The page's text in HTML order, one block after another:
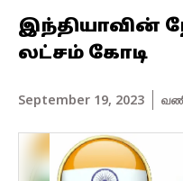
இந்தியாவின்
லட்சம் கோடி
September 19, 2023